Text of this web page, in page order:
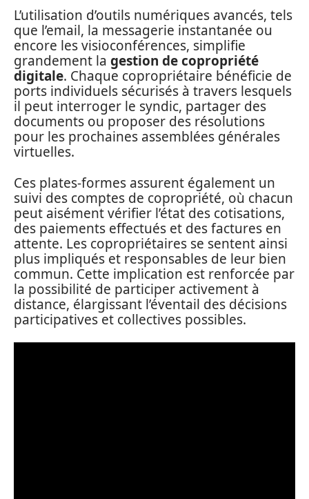
L’utilisation d’outils numériques avancés, tels
que l’email, la messagerie instantanée ou
encore les visioconférences, simplifie
grandement la gestion de copropriété
digitale. Chaque copropriétaire bénéficie de
ports individuels sécurisés à travers lesquels
il peut interroger le syndic, partager des
documents ou proposer des résolutions
pour les prochaines assemblées générales
virtuelles.
Ces plates-formes assurent également un
suivi des comptes de copropriété, où chacun
peut aisément vérifier l’état des cotisations,
des paiements effectués et des factures en
attente. Les copropriétaires se sentent ainsi
plus impliqués et responsables de leur bien
commun. Cette implication est renforcée par
la possibilité de participer activement à
distance, élargissant l’éventail des décisions
participatives et collectives possibles.